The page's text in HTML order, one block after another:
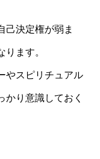
己決定権が弱ま
ます。
やスピリチュアル
かり意識しておく